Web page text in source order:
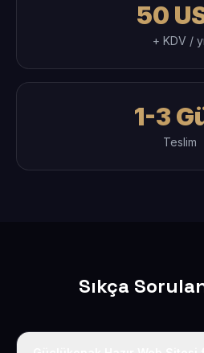
50
+ KDV /
1-3
Teslim
Sıkça